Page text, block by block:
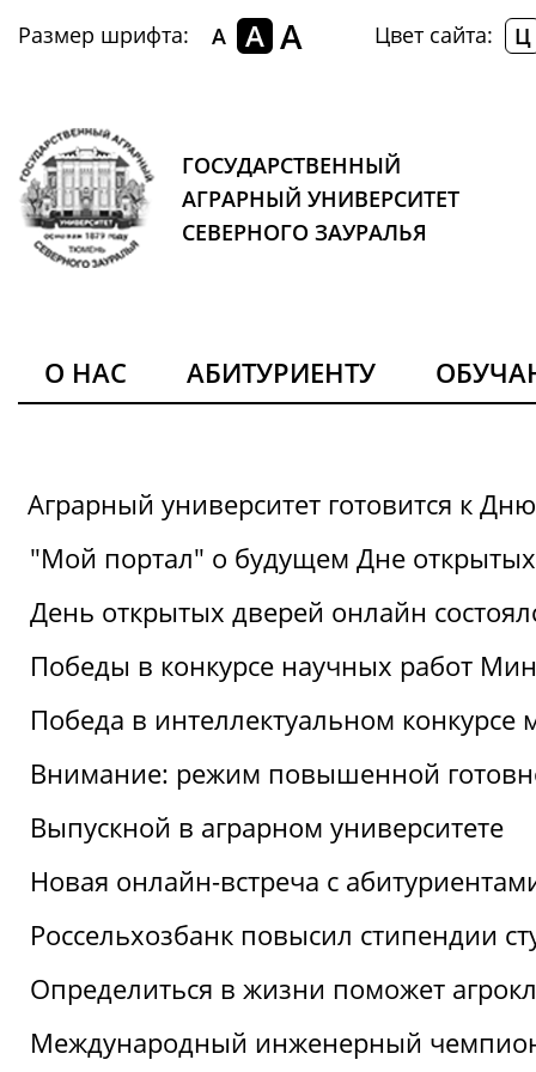
Размер шрифта: A A A Цвет сайта: Ц
ГОСУДАРСТВЕННЫЙ
АГРАРНЫЙ УНИВЕРСИТЕТ
СЕВЕРНОГО ЗАУРАЛЬЯ
О НАС АБИТУРИЕНТУ
Аграрный университет готовится к
"Мой портал" о будущем Дне
День открытых дверей онлайн
Победы в конкурсе научных работ
Победа в интеллектуальном конкурсе
Внимание: режим повышенной
Выпускной в аграрном университете
Новая онлайн-встреча с
Россельхозбанк повысил стипендии
Определиться в жизни поможет
Международный инженерный